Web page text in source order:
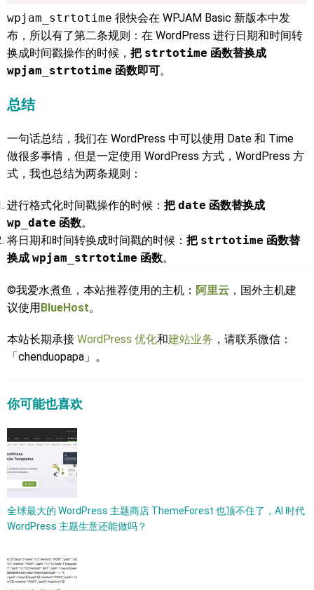
wpjam_strtotime 很快会在 WPJAM Basic 新版本中发
布，所以有了第二条规则：在 WordPress 进行日期和时间转
换成时间戳操作的时候， 把 strtotime 函数替换成
wpjam_strtotime 函数即可。
总结
一句话总结，我们在 WordPress 中可以使用 Date 和 Time
做很多事情，但是一定使用 WordPress 方式，WordPress 方
式，我也总结为两条规则：
进行格式化时间戳操作的时候： 把 date 函数替换成
wp_date 函数。
将日期和时间转换成时间戳的时候： 把 strtotime 函数替
换成 wpjam_strtotime 函数。
©我爱水煮鱼，本站推荐使用的主机： 阿里云 ，国外主机建
议使用 BlueHost。
本站长期承接 WordPress 优化和建站业务 ，请联系微信：
「chenduopapa」。
你可能也喜欢
全球最大的 WordPress 主题商店 ThemeForest 也顶不住了，AI 时代
WordPress 主题生意还能做吗？